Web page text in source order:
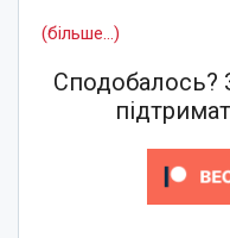
(більше…)
Сподобалось?